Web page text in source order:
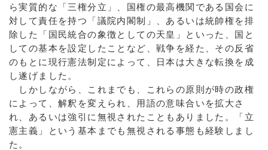
ら実質的な「三権分立」、国権の最高機関である国会に
対して責任を持つ「議院内閣制」、あるいは統帥権を排
除した「国民統合の象徴としての天皇」といった、国と
しての基本を設定したことなど、戦争を経た、その反省
のもとに現行憲法制定によって、日本は大きな転換を成
し遂げました。
しかしながら、これまでも、これらの原則が時の政権
によって、解釈を変えられ、用語の意味合いを拡大さ
れ、あるいは強引に無視されたこともありました。「立
憲主義」という基本までも無視される事態も経験しまし
た。